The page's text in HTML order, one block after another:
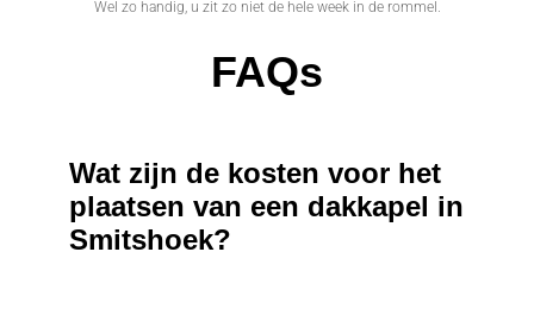
Wel zo handig, u zit zo niet de hele week in de rommel.
FAQs
Wat zijn de kosten voor het
plaatsen van een dakkapel in
Smitshoek?